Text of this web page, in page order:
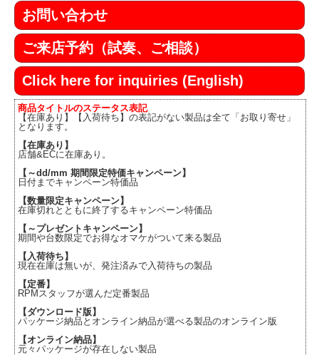
お問い合わせ
ご来店予約（試奏、ご相談）
Click here for inquiries (English)
商品タイトルのステータス表記
【在庫あり】【入荷待ち】の表記がない製品は全て「お取り寄せ」
となります。
【在庫あり】
店舗&ECに在庫あり。
【～dd/mm 期間限定特価キャンペーン】
日付までキャンペーン特価品
【数量限定キャンペーン】
在庫切れとともに終了するキャンペーン特価品
【～プレゼントキャンペーン】
期間や台数限定でお得なオマケがついて来る製品
【入荷待ち】
現在在庫は無いが、発注済みで入荷待ちの製品
【定番】
RPMスタッフが選んだ定番製品
【ダウンロード版】
パッケージ納品とオンライン納品が選べる製品のオンライン版
【オンライン納品】
元々パッケージが存在しない製品